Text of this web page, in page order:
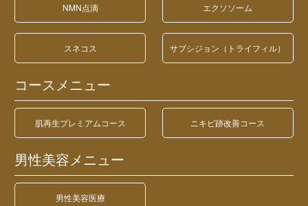
NMN点滴 エクソソーム
スネコス サブシジョン（トライフィル）
コースメニュー
肌再生プレミアムコース ニキビ跡改善コース
男性美容メニュー
男性美容医療